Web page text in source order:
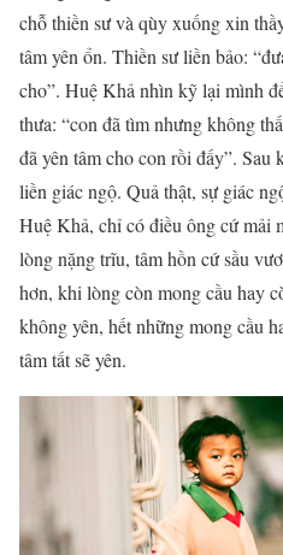
chỗ thiền sư và qùy xuống xin
tâm yên ổn. Thiền sư liền bảo:
cho”. Huệ Khả nhìn kỹ lại mình
thưa: “con đã tìm nhưng không
đã yên tâm cho con rồi đấy”.
liền giác ngộ. Quả thật, sự giác
Huệ Khả, chỉ có điều ông cứ mải
lòng nặng trĩu, tâm hồn cứ sầu
hơn, khi lòng còn mong cầu hay
không yên, hết những mong cầu
tâm tất sẽ yên.